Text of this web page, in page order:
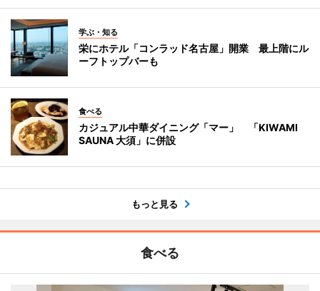
学ぶ・知る
栄にホテル「コンラッド名古屋」開業 最上階にル
ーフトップバーも
食べる
カジュアル中華ダイニング「マー」 「KIWAMI
SAUNA 大須」に併設
もっと見る
食べる